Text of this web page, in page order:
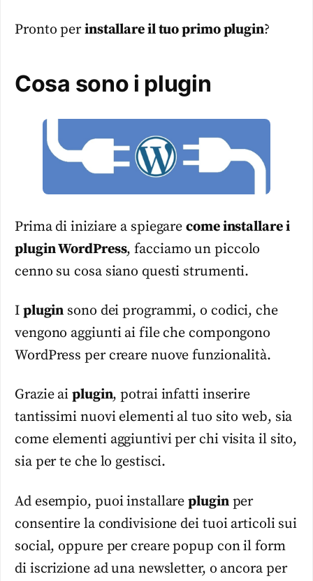
Pronto perinstallare il tuo primo plugin?
Cosa sono i plugin
Prima di iniziare a spiegarecome installare i
plugin WordPress, facciamo un piccolo
cenno su cosa siano questi strumenti.
I plugin sono dei programmi, o codici, che
vengono aggiunti ai file che compongono
WordPress per creare nuove funzionalità.
Grazie ai plugin, potrai infatti inserire
tantissimi nuovi elementi al tuo sito web, sia
come elementi aggiuntivi per chi visita il sito,
sia per te che lo gestisci.
Ad esempio, puoi installarepluginper
consentire la condivisione dei tuoi articoli sui
social, oppure per creare popup con il form
di iscrizione ad una newsletter, o ancora per